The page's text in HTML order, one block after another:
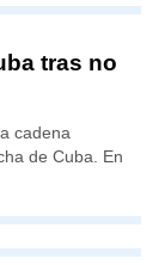
tras no
cadena
de Cuba. En